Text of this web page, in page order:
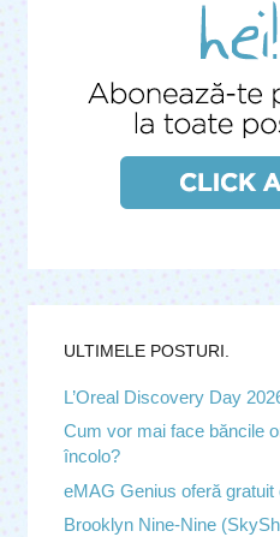
ULTIMELE POSTURI.
L’Oreal Discovery Day
Cum vor mai face băncile
încolo?
eMAG Genius oferă
Brooklyn Nine-Nine